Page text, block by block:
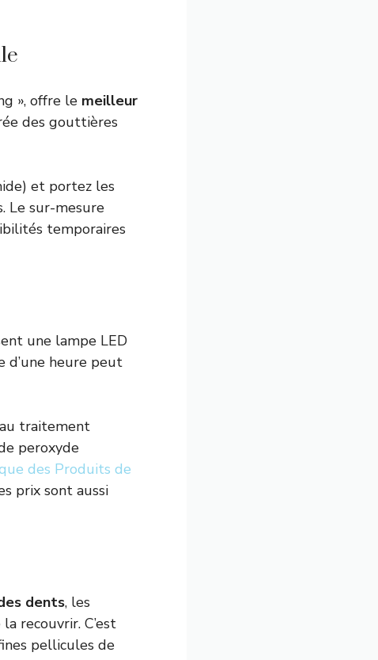
», offre le meilleur
des gouttières
et portez les
Le sur-mesure
temporaires
une lampe LED
d’une heure peut
au traitement
peroxyde
des Produits de
prix sont aussi
dents, les
recouvrir. C’est
pellicules de